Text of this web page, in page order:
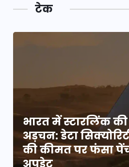
टेक
भारत में स्टारलिंक
अड़चन: डेटा
की कीमत पर फंसा
अपडेट